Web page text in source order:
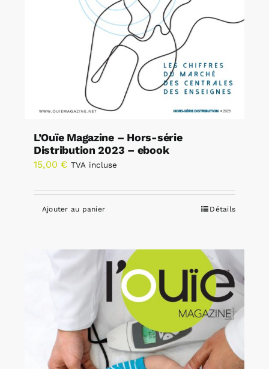
L’Ouïe Magazine – Hors-série
Distribution 2023 – ebook
15,00 € TVA incluse
Ajouter au panier Détails